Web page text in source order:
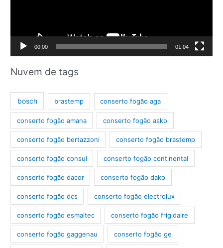
e
v
e
00:00 01:04
Nuvem de tags
bosch brastemp conserto fogão aga
conserto fogão amana conserto fogão asko
conserto fogão bertazzoni conserto fogão brastemp
conserto fogão consul conserto fogão continental
conserto fogão dacor conserto fogão dako
conserto fogão dcs conserto fogão electrolux
conserto fogão esmaltec conserto fogão frigidaire
conserto fogão gaggenau conserto fogão ge